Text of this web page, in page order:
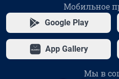
Мобильное
Google Play
App Gallery
Мы в